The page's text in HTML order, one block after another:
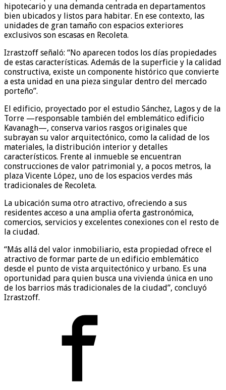
hipotecario y una demanda centrada en departamentos
bien ubicados y listos para habitar. En ese contexto, las
unidades de gran tamaño con espacios exteriores
exclusivos son escasas en Recoleta.
Izrastzoff señaló: “No aparecen todos los días propiedades
de estas características. Además de la superficie y la calidad
constructiva, existe un componente histórico que convierte
a esta unidad en una pieza singular dentro del mercado
porteño”.
El edificio, proyectado por el estudio Sánchez, Lagos y de la
Torre —responsable también del emblemático edificio
Kavanagh—, conserva varios rasgos originales que
subrayan su valor arquitectónico, como la calidad de los
materiales, la distribución interior y detalles
característicos. Frente al inmueble se encuentran
construcciones de valor patrimonial y, a pocos metros, la
plaza Vicente López, uno de los espacios verdes más
tradicionales de Recoleta.
La ubicación suma otro atractivo, ofreciendo a sus
residentes acceso a una amplia oferta gastronómica,
comercios, servicios y excelentes conexiones con el resto de
la ciudad.
“Más allá del valor inmobiliario, esta propiedad ofrece el
atractivo de formar parte de un edificio emblemático
desde el punto de vista arquitectónico y urbano. Es una
oportunidad para quien busca una vivienda única en uno
de los barrios más tradicionales de la ciudad”, concluyó
Izrastzoff.